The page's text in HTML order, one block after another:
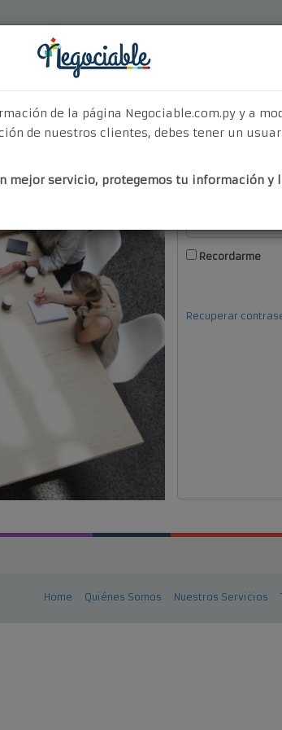
¿Por Qué Elegirnos? Nuestros Servicios
Recordarme
Recuperar
de la página Negociable.com.py y a
de nuestros clientes, debes tener un
mejor servicio, protegemos tu información y
Home Quiénes Somos Nuestros Servicios